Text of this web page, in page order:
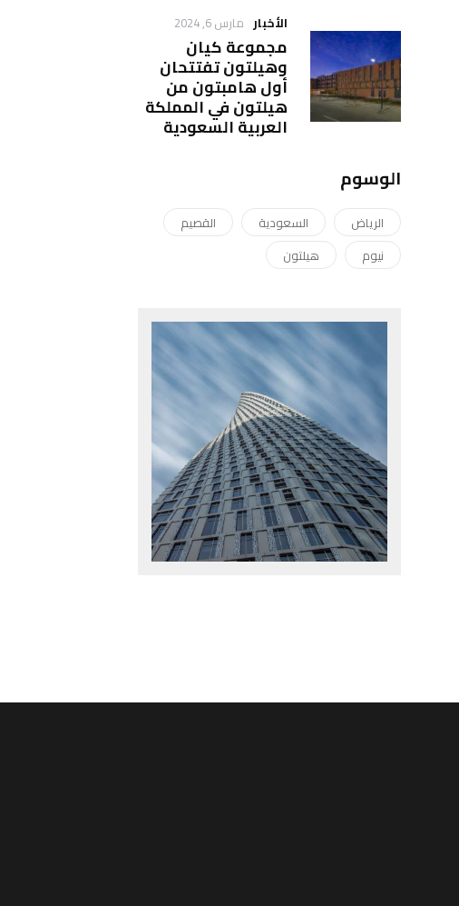
الأخبار مارس 6, 2024
مجموعة كيان
وهيلتون تفتتحان
أول هامبتون من
هيلتون في المملكة
العربية السعودية
الوسوم
الرياض السعودية
القصيم
نيوم
هيلتون